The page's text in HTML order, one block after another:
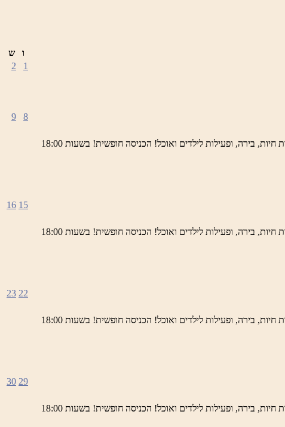
ו
ש
1
2
ימי חמישי באתר השחזור בראש פינה מוזמנים לחוויה תרבותית, להנות מהיופי של ראש פינה העתיקה, עם שלל גלריות, דוכנים, הופעות חיות, בירה, ופעילות לילדים ואוכל! הכניסה חופשית! בשעות 18:00
8
9
ימי חמישי באתר השחזור בראש פינה מוזמנים לחוויה תרבותית, להנות מהיופי של ראש פינה העתיקה, עם שלל גלריות, דוכנים, הופעות חיות, בירה, ופעילות לילדים ואוכל! הכניסה חופשית! בשעות 18:00
15
16
ימי חמישי באתר השחזור בראש פינה מוזמנים לחוויה תרבותית, להנות מהיופי של ראש פינה העתיקה, עם שלל גלריות, דוכנים, הופעות חיות, בירה, ופעילות לילדים ואוכל! הכניסה חופשית! בשעות 18:00
22
23
ימי חמישי באתר השחזור בראש פינה מוזמנים לחוויה תרבותית, להנות מהיופי של ראש פינה העתיקה, עם שלל גלריות, דוכנים, הופעות חיות, בירה, ופעילות לילדים ואוכל! הכניסה חופשית! בשעות 18:00
29
30